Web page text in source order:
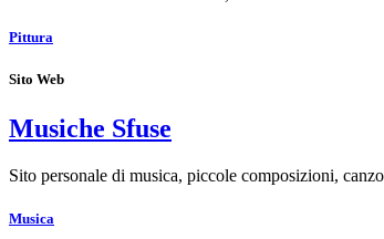
Pittura
Sito Web
Musiche Sfuse
Sito personale di musica, piccole composizioni,
Musica